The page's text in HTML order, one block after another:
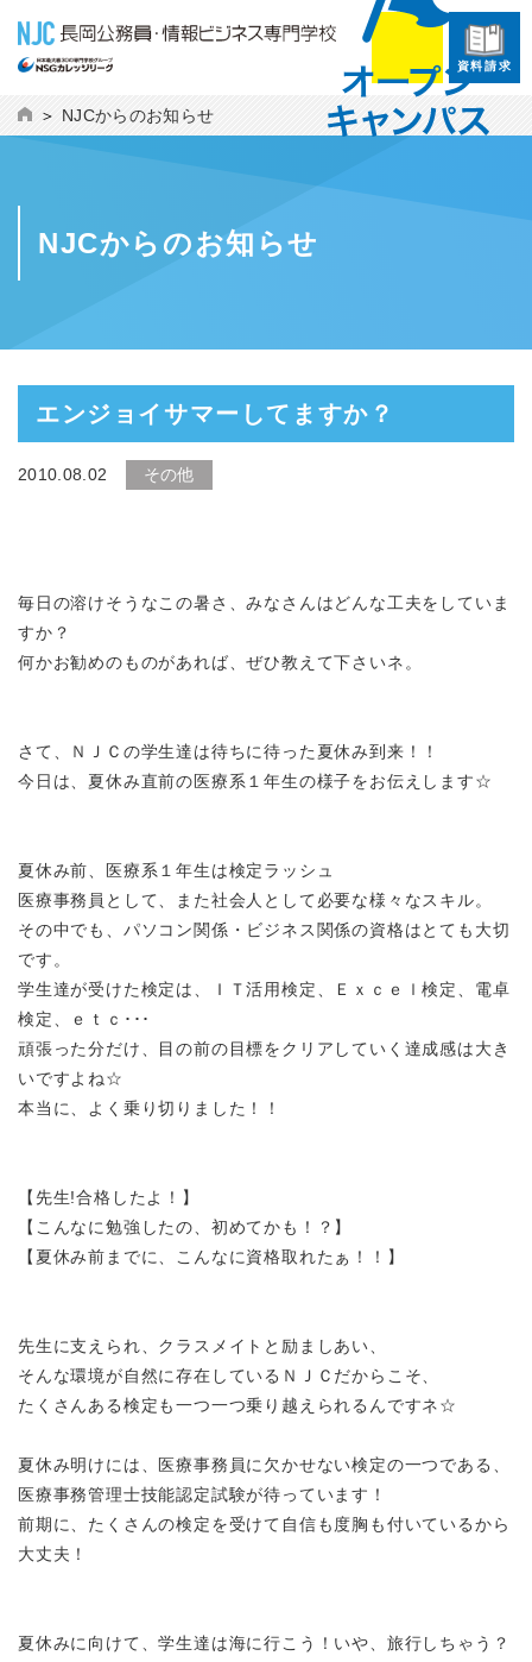
資料請求
NJCからのお知らせ
NJCからのお知らせ
エンジョイサマーしてますか？
2010.08.02 その他
毎日の溶けそうなこの暑さ、みなさんはどんな工夫をしていま
すか？
何かお勧めのものがあれば、ぜひ教えて下さいネ。
さて、ＮＪＣの学生達は待ちに待った夏休み到来！！
今日は、夏休み直前の医療系１年生の様子をお伝えします☆
夏休み前、医療系１年生は検定ラッシュ
医療事務員として、また社会人として必要な様々なスキル。
その中でも、パソコン関係・ビジネス関係の資格はとても大切
です。
学生達が受けた検定は、ＩＴ活用検定、Ｅｘｃｅｌ検定、電卓
検定、ｅｔｃ･･･
頑張った分だけ、目の前の目標をクリアしていく達成感は大き
いですよね☆
本当に、よく乗り切りました！！
【先生!合格したよ！】
【こんなに勉強したの、初めてかも！？】
【夏休み前までに、こんなに資格取れたぁ！！】
先生に支えられ、クラスメイトと励ましあい、
そんな環境が自然に存在しているＮＪＣだからこそ、
たくさんある検定も一つ一つ乗り越えられるんですネ☆
夏休み明けには、医療事務員に欠かせない検定の一つである、
医療事務管理士技能認定試験が待っています！
前期に、たくさんの検定を受けて自信も度胸も付いているから
大丈夫！
夏休みに向けて、学生達は海に行こう！いや、旅行しちゃう？